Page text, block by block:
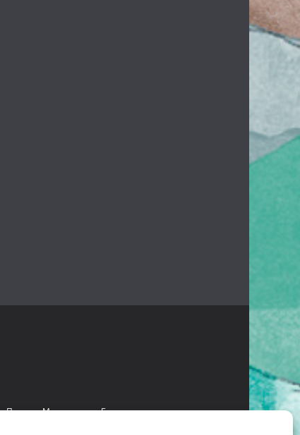
Проект «Мультстудия»Безопасное детство
коренных народов Камчатки